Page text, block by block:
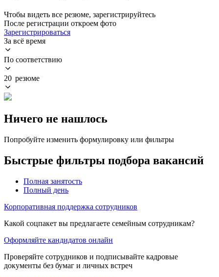
Чтобы видеть все резюме, зарегистрируйтесь
После регистрации откроем фото
Зарегистрироваться
За всё время
По соответствию
20 резюме
Ничего не нашлось
Попробуйте изменить формулировку или фильтры
Быстрые фильтры подбора вакансий
Полная занятость
Полный день
Корпоративная поддержка сотрудников
Какой соцпакет вы предлагаете семейным сотрудникам?
Оформляйте кандидатов онлайн
Проверяйте сотрудников и подписывайте кадровые
документы без бумаг и личных встреч